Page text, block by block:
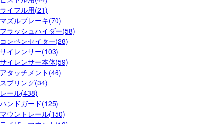
ライフル用(21)
マズルブレーキ(70)
フラッシュハイダー(58)
コンペンセイター(28)
サイレンサー(103)
サイレンサー本体(59)
アタッチメント(46)
スプリング(34)
レール(438)
ハンドガード(125)
マウントレール(150)